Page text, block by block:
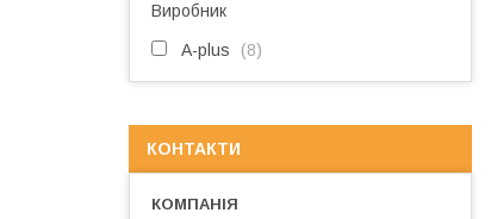
Виробник
A-plus 8
КОНТАКТИ